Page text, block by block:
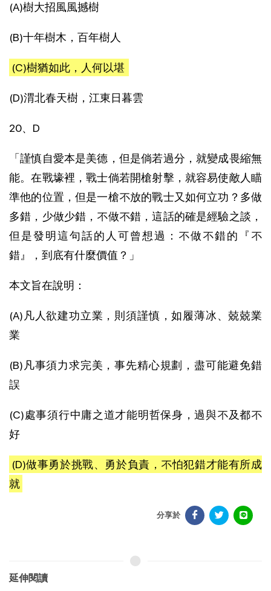
(A)樹大招風風撼樹
(B)十年樹木，百年樹人
(C)樹猶如此，人何以堪
(D)渭北春天樹，江東日暮雲
20、D
「謹慎自愛本是美德，但是倘若過分，就變成畏縮無
能。在戰壕裡，戰士倘若開槍射擊，就容易使敵人瞄
準他的位置，但是一槍不放的戰士又如何立功？多做
多錯，少做少錯，不做不錯，這話的確是經驗之談，
但是發明這句話的人可曾想過：不做不錯的『不
錯』，到底有什麼價值？」
本文旨在說明：
(A)凡人欲建功立業，則須謹慎，如履薄冰、兢兢業
業
(B)凡事須力求完美，事先精心規劃，盡可能避免錯
誤
(C)處事須行中庸之道才能明哲保身，過與不及都不
好
(D)做事勇於挑戰、勇於負責，不怕犯錯才能有所成
就
分享於
延伸閱讀